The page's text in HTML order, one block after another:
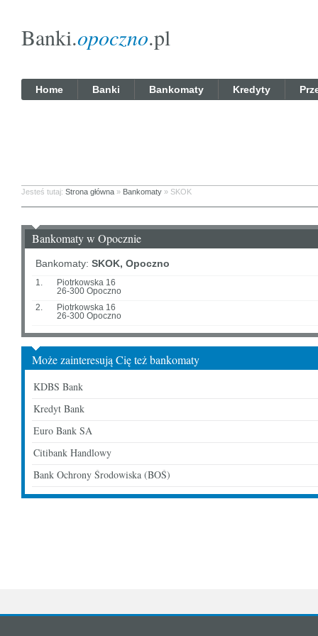
Banki.opoczno.pl
Home Banki Bankomaty Kredyty
Jesteś tutaj: Strona główna » Bankomaty » SKOK
Bankomaty w Opocznie
Bankomaty: SKOK, Opoczno
1.
Piotrkowska 16
26-300 Opoczno
2.
Piotrkowska 16
26-300 Opoczno
Może zainteresują Cię też bankomaty
KDBS Bank
Kredyt Bank
Euro Bank SA
Citibank Handlowy
Bank Ochrony Środowiska (BOŚ)